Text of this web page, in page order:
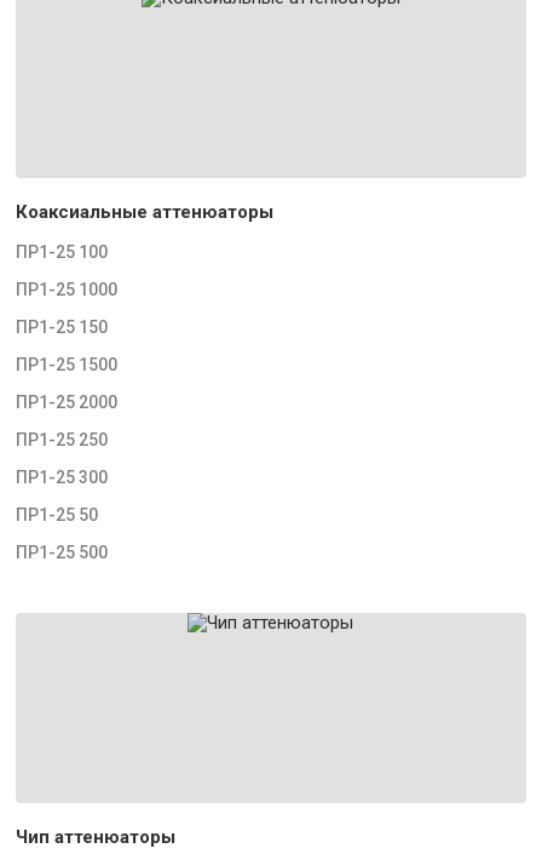
Коаксиальные аттенюаторы
ПР1-25 100
ПР1-25 1000
ПР1-25 150
ПР1-25 1500
ПР1-25 2000
ПР1-25 250
ПР1-25 300
ПР1-25 50
ПР1-25 500
Чип аттенюаторы